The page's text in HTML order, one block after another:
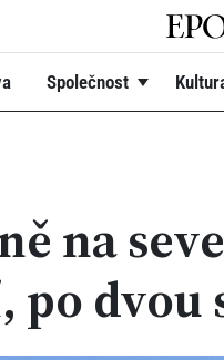
Společnost
na
dvou